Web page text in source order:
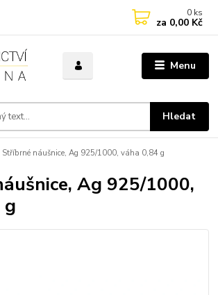
Menu
Hledat
0 ks
za 0,00 Kč
Stříbrné náušnice, Ag 925/1000, váha 0,84 g
Ag 925/1000,
g